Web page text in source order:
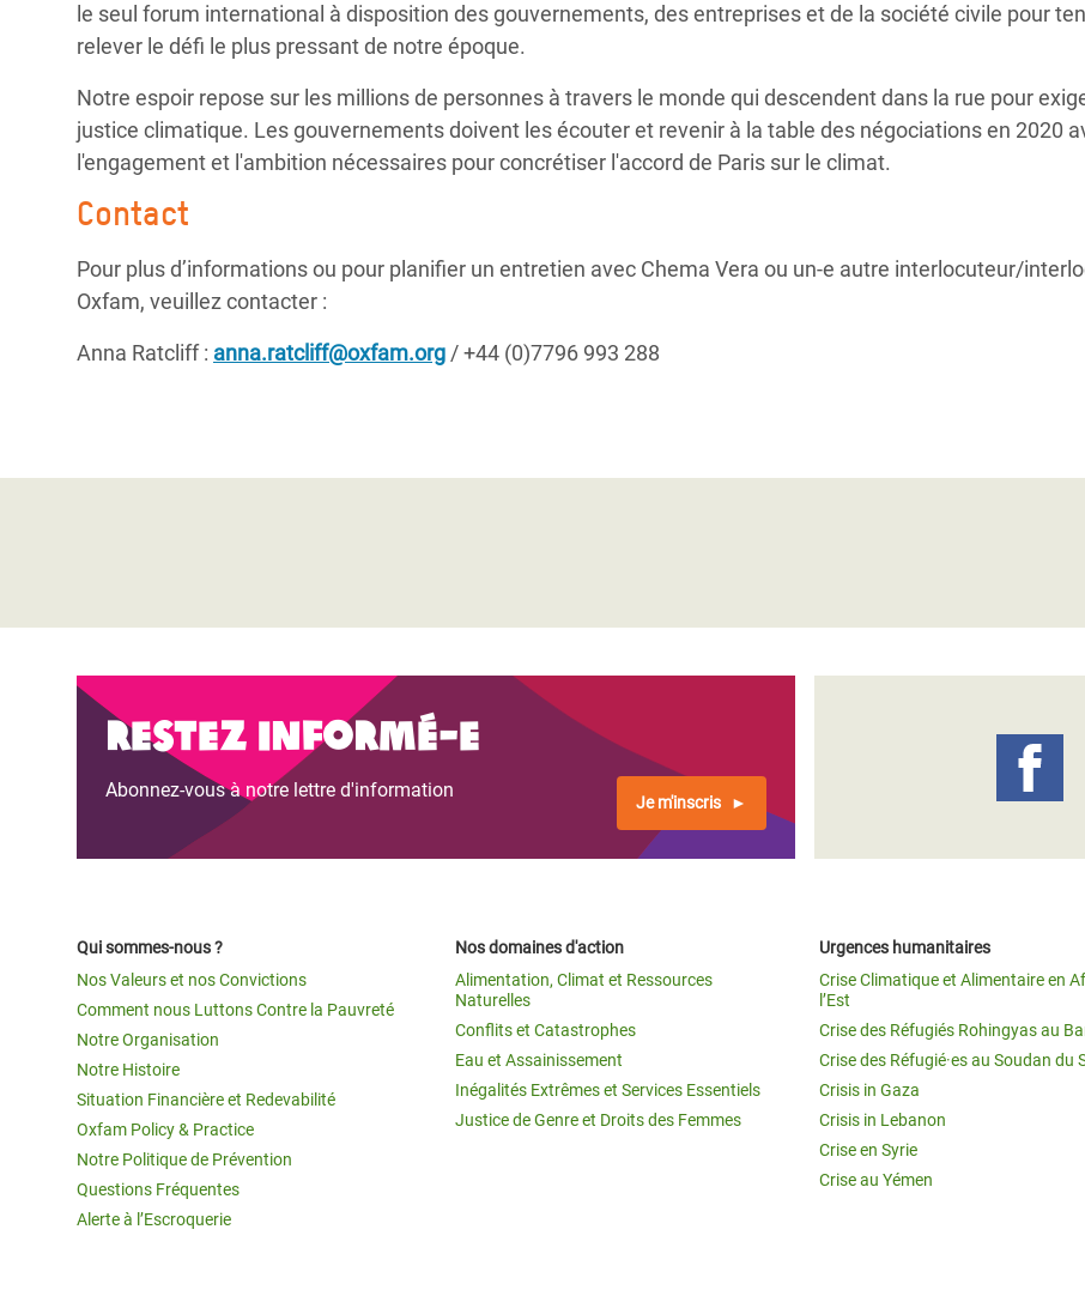
le seul forum international à disposition des gouvernements, des entreprises et de la société civile pour
relever le défi le plus pressant de notre époque.
Notre espoir repose sur les millions de personnes à travers le monde qui descendent dans la rue pour
justice climatique. Les gouvernements doivent les écouter et revenir à la table des négociations en 2020
l'engagement et l'ambition nécessaires pour concrétiser l'accord de Paris sur le climat.
Contact
Pour plus d’informations ou pour planifier un entretien avec Chema Vera ou un-e autre interlocuteur/
Oxfam, veuillez contacter :
Anna Ratcliff : anna.ratcliff@oxfam.org / +44 (0)7796 993 288
Restez informé-e
Abonnez-vous à notre lettre d'information
Je m'inscris
Qui sommes-nous ?
Nos Valeurs et nos Convictions
Comment nous Luttons Contre la Pauvreté
Notre Organisation
Notre Histoire
Situation Financière et Redevabilité
Oxfam Policy & Practice
Notre Politique de Prévention
Questions Fréquentes
Alerte à l’Escroquerie
Nos domaines d'action
Alimentation, Climat et Ressources
Naturelles
Conflits et Catastrophes
Eau et Assainissement
Inégalités Extrêmes et Services Essentiels
Justice de Genre et Droits des Femmes
Urgences humanitaires
Crise Climatique et Alimentaire en
l’Est
Crise des Réfugiés Rohingyas au
Crise des Réfugié·es au Soudan du
Crisis in Gaza
Crisis in Lebanon
Crise en Syrie
Crise au Yémen